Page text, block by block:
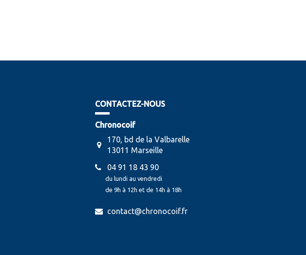
CONTACTEZ-NOUS
Chronocoif
170, bd de la Valbarelle
13011 Marseille
04 91 18 43 90
du lundi au vendredi
de 9h à 12h et de 14h à 18h
contact@chronocoif.fr